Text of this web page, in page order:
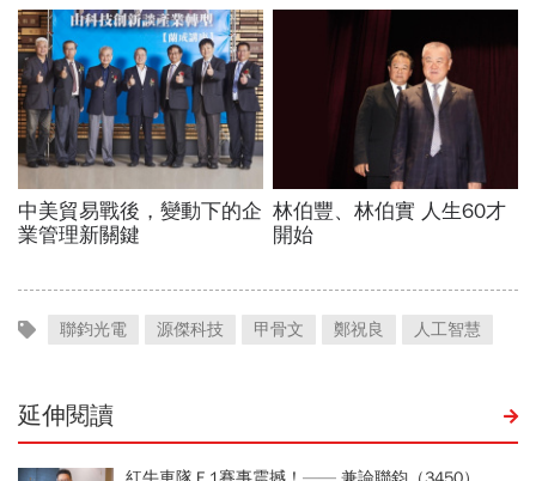
聯鈞光電 源傑科技 甲骨文 鄭祝良 人工智慧
延伸閱讀